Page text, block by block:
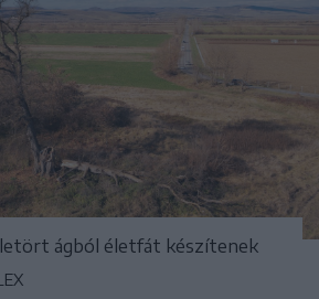
ágból életfát készítenek